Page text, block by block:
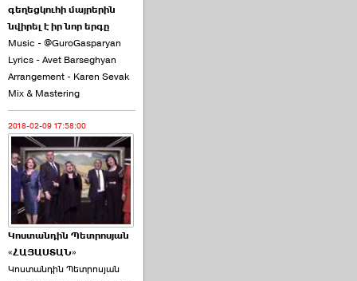
2026-06-09 15:05:00
Ծառուկյանի փեսան
վնասել է ›››
2026-06-09 07:11:00
գեղեցկուհի մայրերին
նվիրել է իր նոր երգը
Music - @GuroGasparyan
Lyrics - Avet Barseghyan
Arrangement - Karen Sevak
Mix & Mastering
2018-02-09 17:58:00
Կոստանդին Պետրոսյան
«ՀԱՅԱՍՏԱՆ»
Կոստանդին Պետրոսյան